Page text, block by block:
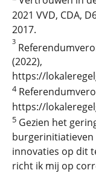
2021 VVD, CDA,
2017.
3
(2022),
https://
4
https://
5 Gezien het
innovaties op dit
richt ik mij op